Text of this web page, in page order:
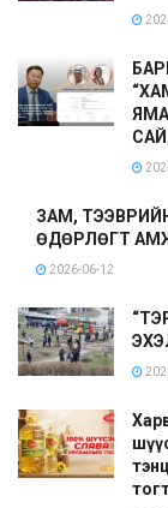
ЗАМ,
ӨДӨРЛӨГТ
2026-06-12